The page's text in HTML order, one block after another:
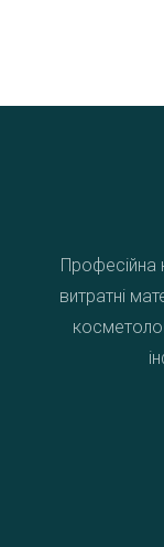
Професійна
витратні